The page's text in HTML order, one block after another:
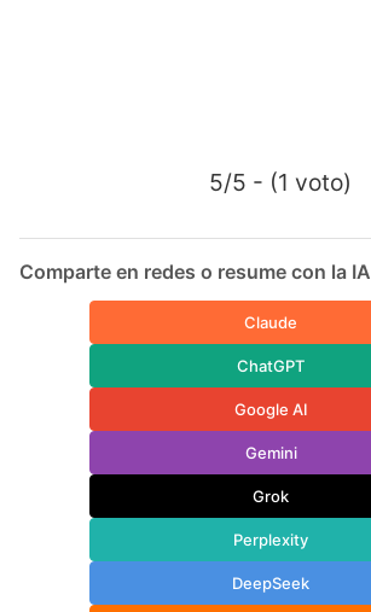
5/5 - (1 voto)
Comparte en redes o resume con la IA
Claude
ChatGPT
Google AI
Gemini
Grok
Perplexity
DeepSeek